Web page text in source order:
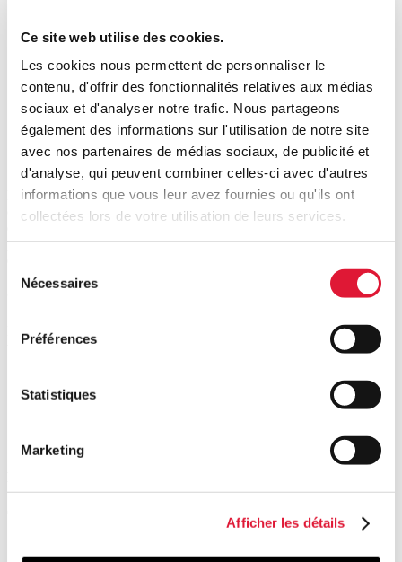
Ce site web utilise des cookies.
Les cookies nous permettent de personnaliser le
contenu, d'offrir des fonctionnalités relatives aux médias
sociaux et d'analyser notre trafic. Nous partageons
également des informations sur l'utilisation de notre site
avec nos partenaires de médias sociaux, de publicité et
d'analyse, qui peuvent combiner celles-ci avec d'autres
informations que vous leur avez fournies ou qu'ils ont
collectées lors de votre utilisation de leurs services.
Nécessaires
Préférences
Statistiques
Marketing
Afficher les détails
Print
La fiscalité patrimoniale belge demeure soumise à des modifications
constantes, les divergences entre les trois Régions devenant de plus
patrimoniale belge vise à vous aider à en conserver une vue
Dans ces Chiffres clés, vous trouverez un aperçu des principaux
taux d'imposition et des exonérations en matière de:
taxe sur les opérations boursières
impôt sur les plus-values